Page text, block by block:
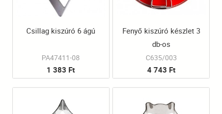
Csillag kiszúró 6 ágú
PA47411-08
1 383 Ft
Fenyő kiszúró készlet 3
db-os
C635/003
4 743 Ft